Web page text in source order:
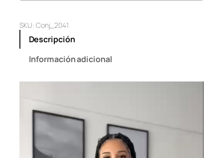
SKU: Conj_2041
Descripción
Información adicional
vídeo